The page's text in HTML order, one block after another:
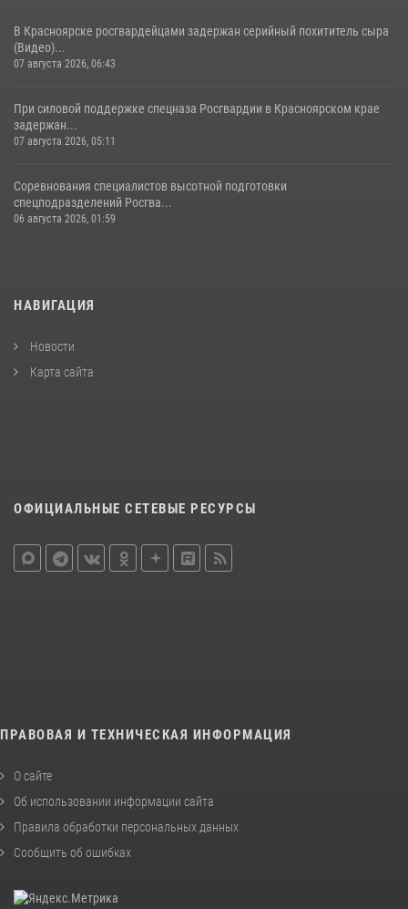
В Красноярске росгвардейцами задержан серийный похититель сыра
(Видео)...
07 августа 2026, 06:43
При силовой поддержке спецназа Росгвардии в Красноярском крае
задержан...
07 августа 2026, 05:11
Соревнования специалистов высотной подготовки
спецподразделений Росгва...
06 августа 2026, 01:59
НАВИГАЦИЯ
Новости
Карта сайта
ОФИЦИАЛЬНЫЕ СЕТЕВЫЕ РЕСУРСЫ
ПРАВОВАЯ И ТЕХНИЧЕСКАЯ ИНФОРМАЦИЯ
О сайте
Об использовании информации сайта
Правила обработки персональных данных
Сообщить об ошибках